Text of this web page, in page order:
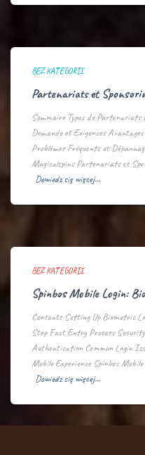
BEZ KATEGORII
Partenariats et
Sommaire Types de Partenariats
Demande et Exigences
Problèmes Fréquents et
Magicalspins Partenariats et
Dowiedz się więcej…
BEZ KATEGORII
Spinbos Mobile Login:
Contents Setting Up Biometric
Step Fast Entry Process
Authentication Common Login
Mobile Experience Spinbos
Dowiedz się więcej…